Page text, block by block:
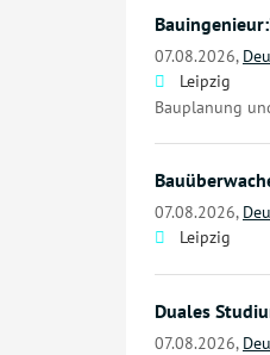
07.08.2026,
Leipzig
Bauplanung
07.08.2026,
Leipzig
Duales
07.08.2026,